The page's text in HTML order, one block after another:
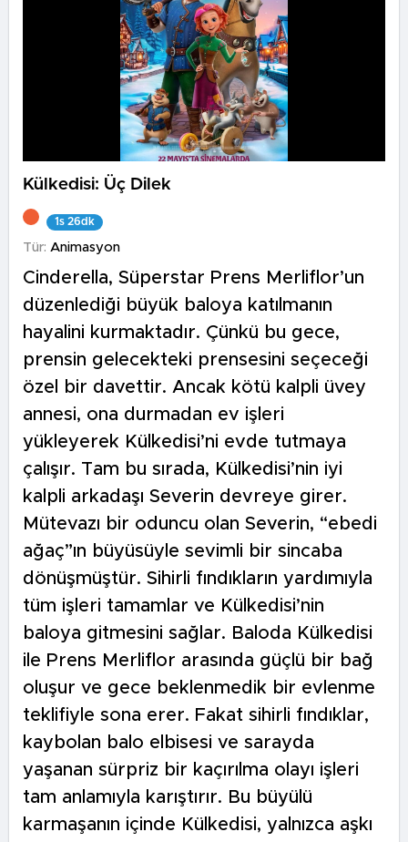
Külkedisi: Üç Dilek
1s 26dk
Tür: Animasyon
Cinderella, Süperstar Prens Merliflor’un
düzenlediği büyük baloya katılmanın
hayalini kurmaktadır. Çünkü bu gece,
prensin gelecekteki prensesini seçeceği
özel bir davettir. Ancak kötü kalpli üvey
annesi, ona durmadan ev işleri
yükleyerek Külkedisi’ni evde tutmaya
çalışır. Tam bu sırada, Külkedisi’nin iyi
kalpli arkadaşı Severin devreye girer.
Mütevazı bir oduncu olan Severin, “ebedi
ağaç”ın büyüsüyle sevimli bir sincaba
dönüşmüştür. Sihirli fındıkların yardımıyla
tüm işleri tamamlar ve Külkedisi’nin
baloya gitmesini sağlar. Baloda Külkedisi
ile Prens Merliflor arasında güçlü bir bağ
oluşur ve gece beklenmedik bir evlenme
teklifiyle sona erer. Fakat sihirli fındıklar,
kaybolan balo elbisesi ve sarayda
yaşanan sürpriz bir kaçırılma olayı işleri
tam anlamıyla karıştırır. Bu büyülü
karmaşanın içinde Külkedisi, yalnızca aşkı